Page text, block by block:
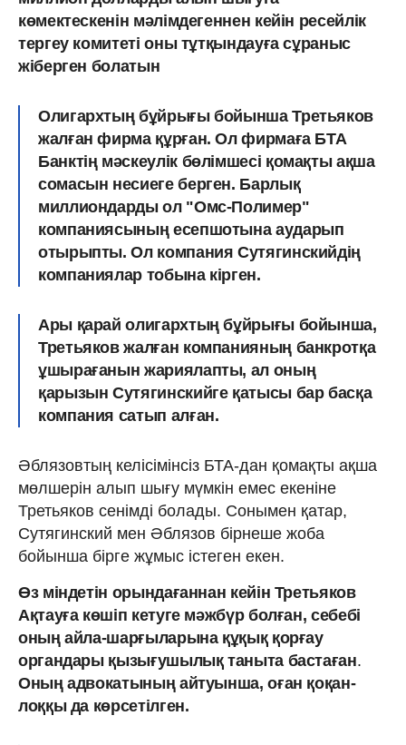
көмектескенін мәлімдегеннен кейін ресейлік
тергеу комитеті оны тұтқындауға сұраныс
жіберген болатын
Олигархтың бұйрығы бойынша Третьяков
жалған фирма құрған. Ол фирмаға БТА
Банктің мәскеулік бөлімшесі қомақты ақша
сомасын несиеге берген. Барлық
миллиондарды ол "Омс-Полимер"
компаниясының есепшотына аударып
отырыпты. Ол компания Сутягинскийдің
компаниялар тобына кірген.
Ары қарай олигархтың бұйрығы бойынша,
Третьяков жалған компанияның банкротқа
ұшырағанын жариялапты, ал оның
қарызын Сутягинскийге қатысы бар басқа
компания сатып алған.
Әблязовтың келісімінсіз БТА-дан қомақты ақша
мөлшерін алып шығу мүмкін емес екеніне
Третьяков сенімді болады. Сонымен қатар,
Сутягинский мен Әблязов бірнеше жоба
бойынша бірге жұмыс істеген екен.
Өз міндетін орындағаннан кейін Третьяков
Ақтауға көшіп кетуге мәжбүр болған, себебі
оның айла-шарғыларына құқық қорғау
органдары қызығушылық таныта бастаған.
Оның адвокатының айтуынша, оған қоқан-
лоққы да көрсетілген.